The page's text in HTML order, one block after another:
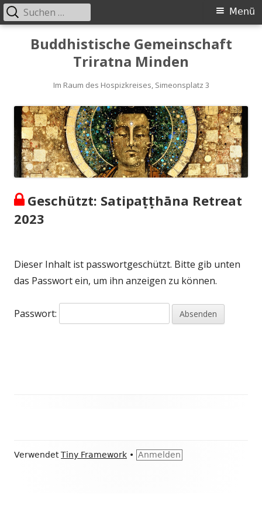
Buddhistische Gemeinschaft
Triratna Minden
Im Raum des Hospizkreises, Simeonsplatz 3
Primäres
Menü
Menü
Suche
nach:
Geschützt: Satipaṭṭhāna Retreat
2023
Dieser Inhalt ist passwortgeschützt. Bitte gib unten
das Passwort ein, um ihn anzeigen zu können.
Passwort:
Footer
VerwendetTiny Framework • Anmelden